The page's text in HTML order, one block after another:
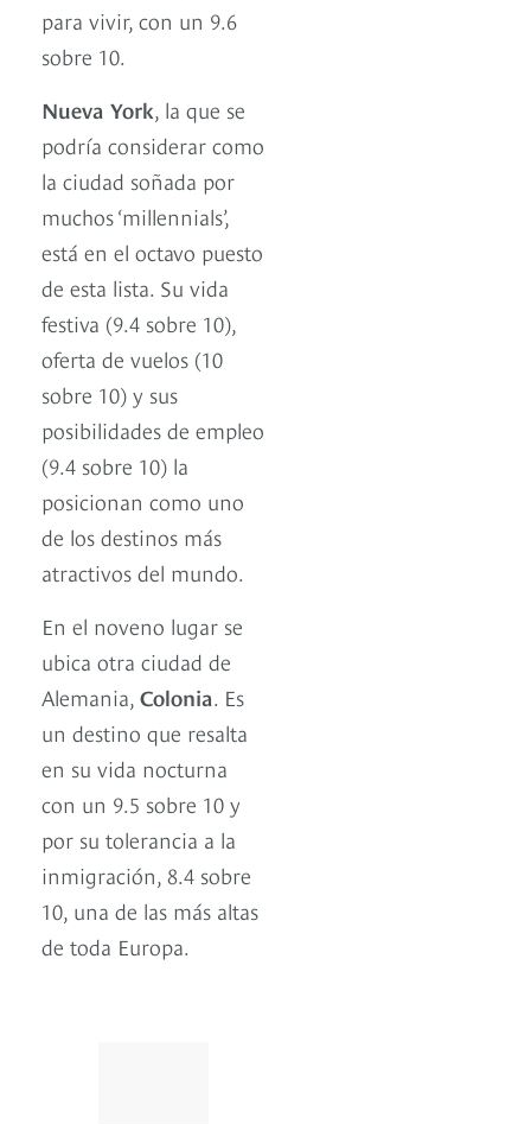
para vivir, con un 9.6
sobre 10.
Nueva York , la que se
podría considerar como
la ciudad soñada por
muchos ‘millennials’,
está en el octavo puesto
de esta lista. Su vida
festiva (9.4 sobre 10),
oferta de vuelos (10
sobre 10) y sus
posibilidades de empleo
(9.4 sobre 10) la
posicionan como uno
de los destinos más
atractivos del mundo.
En el noveno lugar se
ubica otra ciudad de
Alemania, Colonia . Es
un destino que resalta
en su vida nocturna
con un 9.5 sobre 10 y
por su tolerancia a la
inmigración, 8.4 sobre
10, una de las más altas
de toda Europa.